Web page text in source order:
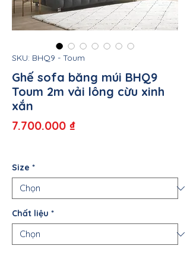
SKU: BHQ9 - Toum
Ghế sofa băng múi BHQ9
Toum 2m vải lông cừu xinh
xắn
7.700.000 ₫Giá
Size *
Chất liệu *